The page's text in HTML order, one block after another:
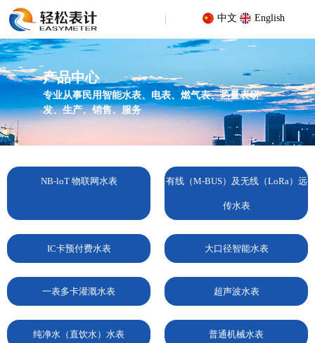
中文 English
产品中心
专业从事民用智能水表、电表、燃气表、热量表研
发、生产、销售、服务
NB-loT 物联网水表 有线（M-BUS）及无线（LoRa）远
传水表
IC卡预付费水表 大口径智能水表
一表多卡灌溉水表 超声波水表
纯净水（直饮水）水表 普通机械水表